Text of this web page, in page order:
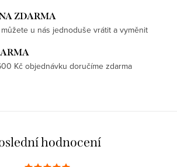
ZDARMA
u nás jednoduše vrátit a vyměnit
Kč objednávku doručíme zdarma
hodnocení